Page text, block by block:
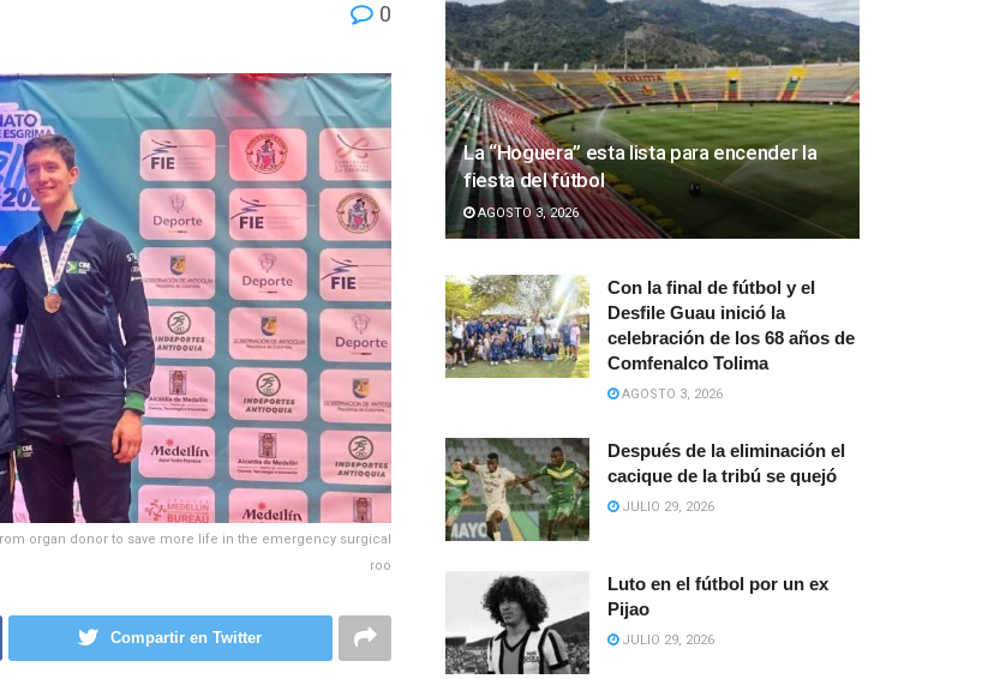
0
organ donor to save more life in the emergency surgical
roo
Compartir en Twitter
La “Hoguera” esta lista para encender la
fiesta del fútbol
AGOSTO 3, 2026
Con la final de fútbol y el
Desfile Guau inició la
celebración de los 68 años de
Comfenalco Tolima
AGOSTO 3, 2026
Después de la eliminación el
cacique de la tribú se quejó
JULIO 29, 2026
Luto en el fútbol por un ex
Pijao
JULIO 29, 2026